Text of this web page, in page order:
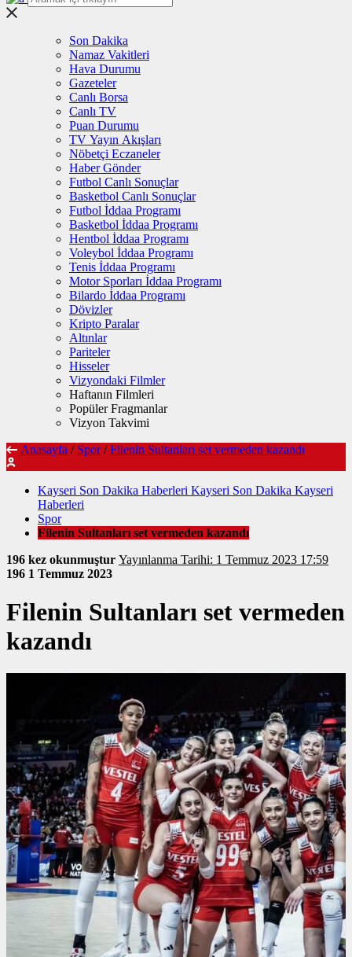
Son Dakika
Namaz Vakitleri
Hava Durumu
Gazeteler
Canlı Borsa
Canlı TV
Puan Durumu
TV Yayın Akışları
Nöbetçi Eczaneler
Haber Gönder
Futbol Canlı Sonuçlar
Basketbol Canlı Sonuçlar
Futbol İddaa Programı
Basketbol İddaa Programı
Hentbol İddaa Programı
Voleybol İddaa Programı
Tenis İddaa Programı
Motor Sporları İddaa Programı
Bilardo İddaa Programı
Dövizler
Kripto Paralar
Altınlar
Pariteler
Hisseler
Vizyondaki Filmler
Haftanın Filmleri
Popüler Fragmanlar
Vizyon Takvimi
Anasayfa / Spor / Filenin Sultanları set vermeden kazandı
Kayseri Son Dakika Haberleri Kayseri Son Dakika Kayseri
Haberleri
Spor
Filenin Sultanları set vermeden kazandı
196 kez okunmuştur
Yayınlanma Tarihi: 1 Temmuz 2023 17:59
196 1 Temmuz 2023
Filenin Sultanları set vermeden
kazandı